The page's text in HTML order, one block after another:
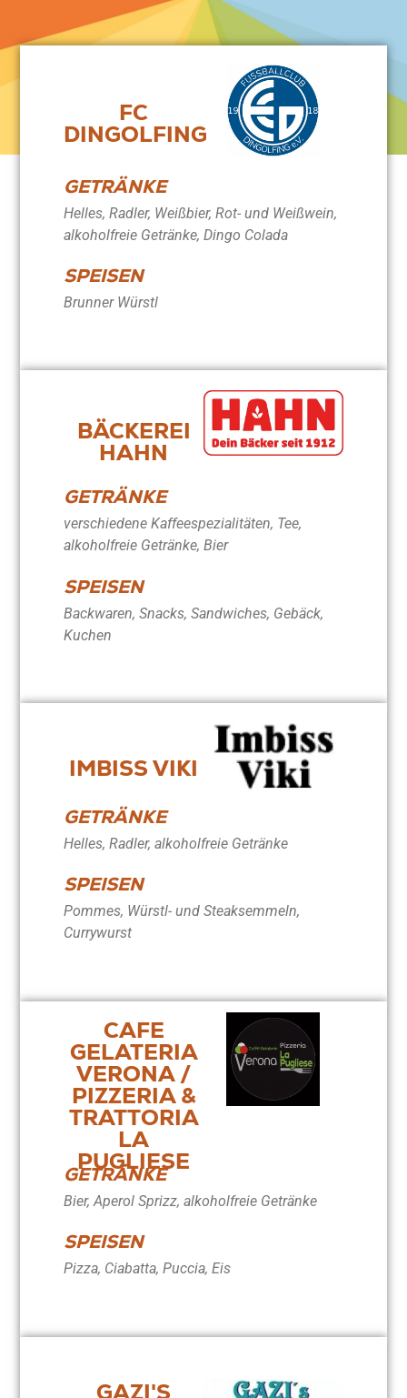
FC
DINGOLFING
GETRÄNKE
Helles, Radler, Weißbier, Rot- und Weißwein,
alkoholfreie Getränke, Dingo Colada
SPEISEN
Brunner Würstl
BÄCKEREI
HAHN
GETRÄNKE
verschiedene Kaffeespezialitäten, Tee,
alkoholfreie Getränke, Bier
SPEISEN
Backwaren, Snacks, Sandwiches, Gebäck,
Kuchen
IMBISS VIKI
GETRÄNKE
Helles, Radler, alkoholfreie Getränke
SPEISEN
Pommes, Würstl- und Steaksemmeln,
Currywurst
CAFE
GELATERIA
VERONA /
PIZZERIA &
TRATTORIA
LA
PUGLIESE
GETRÄNKE
Bier, Aperol Sprizz, alkoholfreie Getränke
SPEISEN
Pizza, Ciabatta, Puccia, Eis
GAZI'S